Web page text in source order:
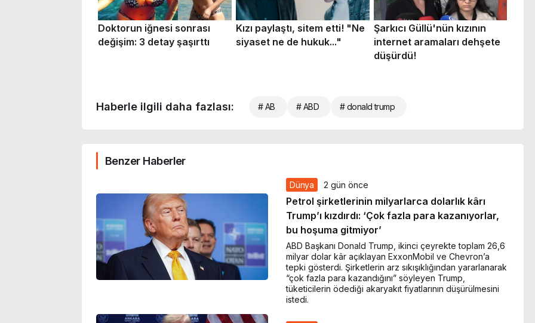
Haberle ilgili daha fazlası: # AB # ABD # donald trump
Benzer Haberler
Dünya 2 gün önce
Petrol şirketlerinin milyarlarca dolarlık kârı
Trump’ı kızdırdı: ‘Çok fazla para kazanıyorlar,
bu hoşuma gitmiyor’
ABD Başkanı Donald Trump, ikinci çeyrekte toplam 26,6
milyar dolar kâr açıklayan ExxonMobil ve Chevron’a
tepki gösterdi. Şirketlerin arz sıkışıklığından yararlanarak
“çok fazla para kazandığını” söyleyen Trump,
tüketicilerin ödediği akaryakıt fiyatlarının düşürülmesini
istedi.